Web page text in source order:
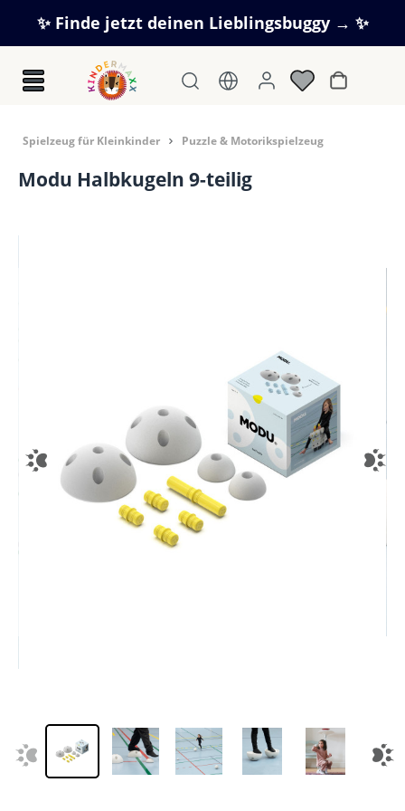
Zum Hauptinhalt springen
✨ Finde jetzt deinen Lieblingsbuggy → ✨
Spielzeug für Kleinkinder Puzzle & Motorikspielzeug
Modu Halbkugeln 9-teilig